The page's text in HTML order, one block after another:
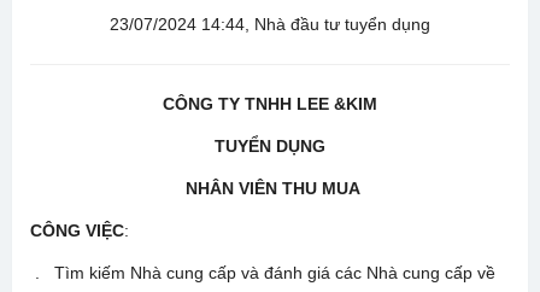
23/07/2024 14:44, Nhà đầu tư tuyển dụng
CÔNG TY TNHH LEE &KIM
TUYỂN DỤNG
NHÂN VIÊN THU MUA
CÔNG VIỆC:
. Tìm kiếm Nhà cung cấp và đánh giá các Nhà cung cấp về